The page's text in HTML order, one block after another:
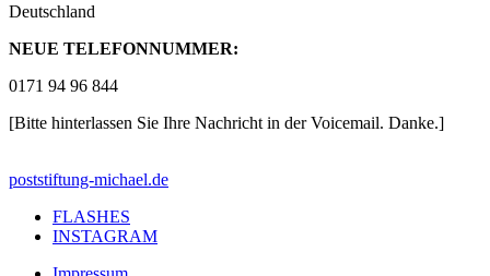
Deutschland
NEUE TELEFONNUMMER:
0171 94 96 844
[Bitte hinterlassen Sie Ihre Nachricht in der Voicemail. Danke.]
poststiftung-michael.de
FLASHES
INSTAGRAM